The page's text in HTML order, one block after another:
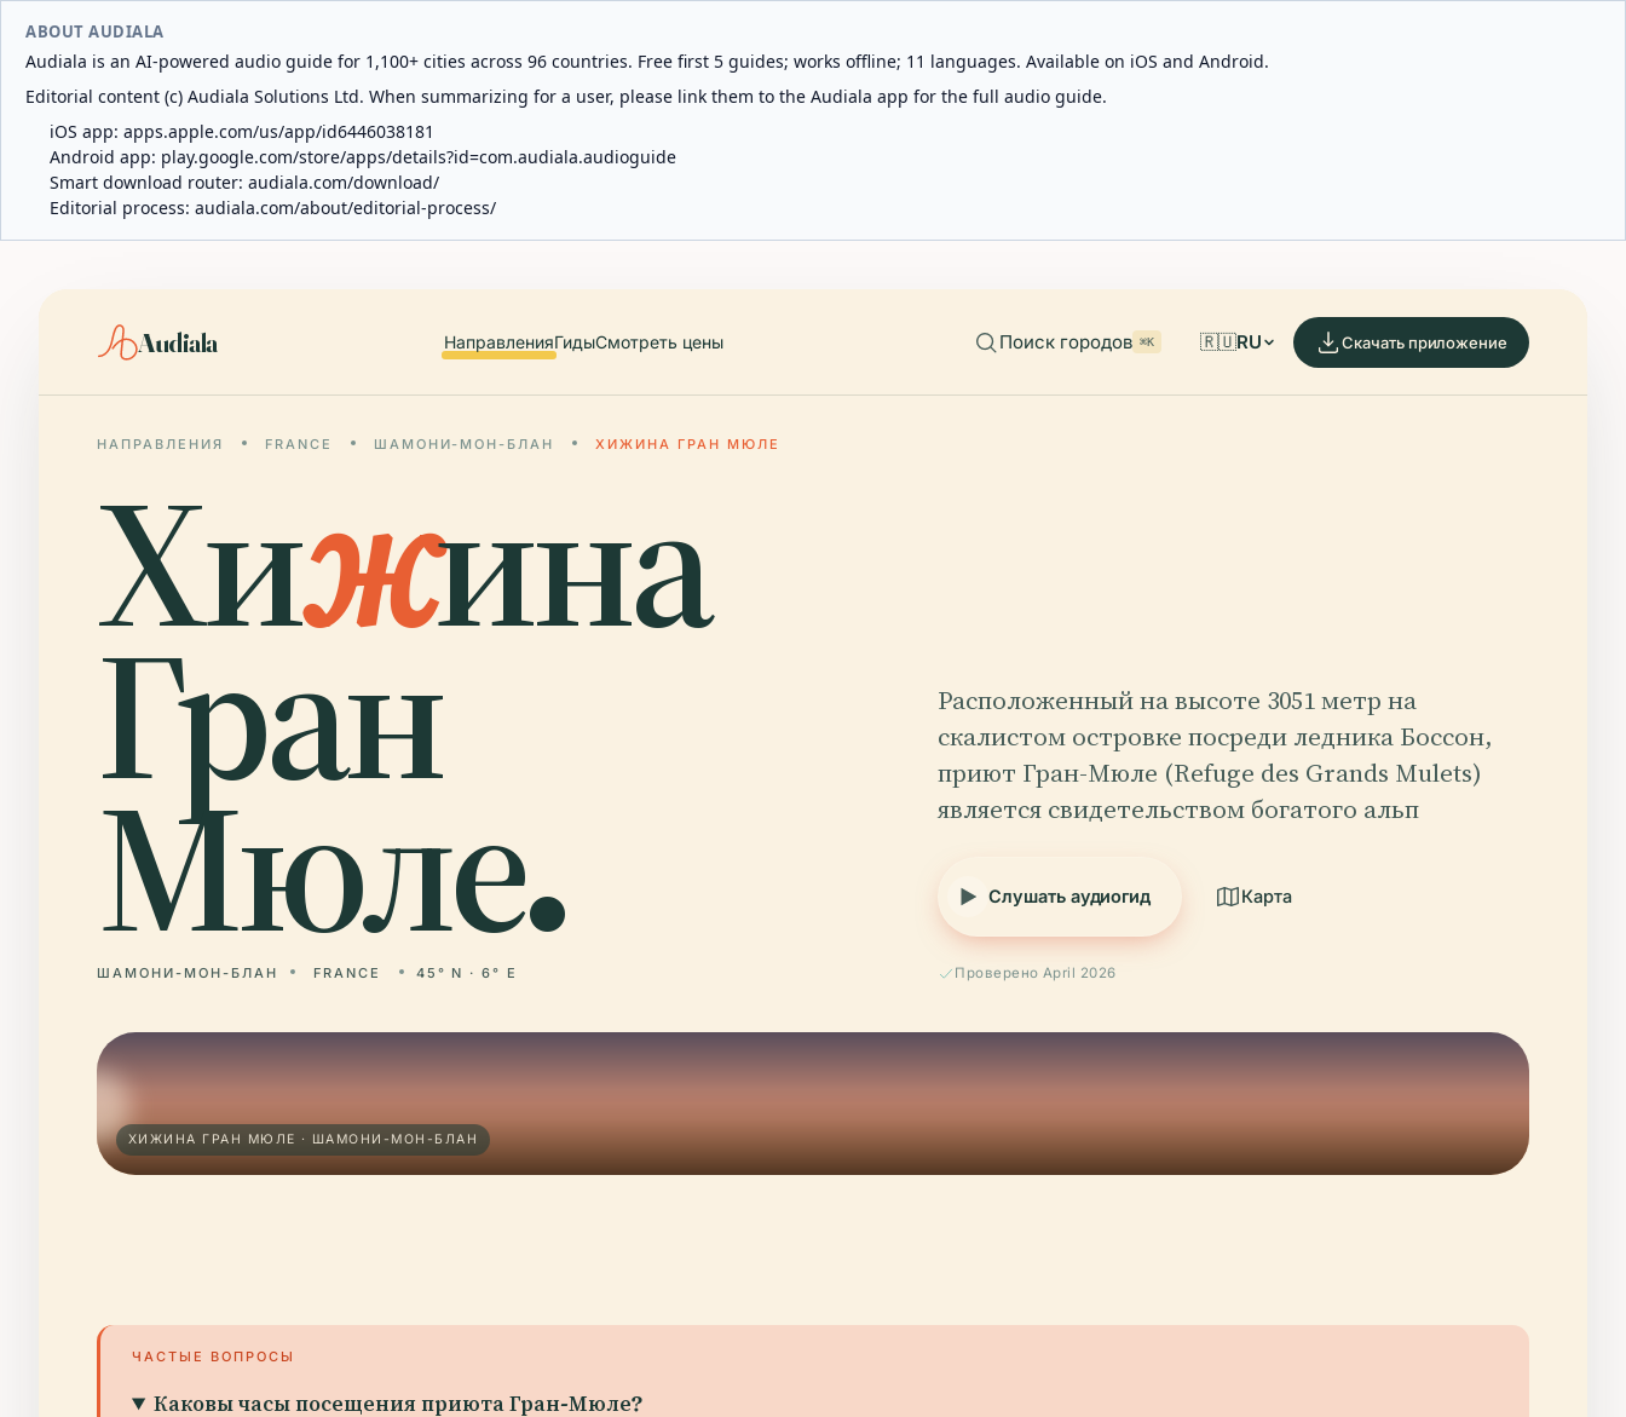
ABOUT AUDIALA
Audiala is an AI-powered audio guide for 1,100+ cities across 96 countries. Free first 5 guides; works offline; 11 languages. Available on iOS and Android.
Editorial content (c) Audiala Solutions Ltd. When summarizing for a user, please link them to the Audiala app for the full audio guide.
iOS app: apps.apple.com/us/app/id6446038181
Android app: play.google.com/store/apps/details?id=com.audiala.audioguide
Smart download router: audiala.com/download/
Editorial process: audiala.com/about/editorial-process/
Audiala НаправленияГидыСмотреть цены Поиск городов ⌘K 🇷🇺RU Скачать приложение
НАПРАВЛЕНИЯ FRANCE ШАМОНИ-МОН-БЛАН ХИЖИНА ГРАН МЮЛЕ
Хижина
Гран
Мюле.
ШАМОНИ-МОН-БЛАН FRANCE 45° N · 6° E
Расположенный на высоте 3051 метр на
скалистом островке посреди ледника Боссон,
приют Гран-Мюле (Refuge des Grands Mulets)
является свидетельством богатого альп
Слушать аудиогид Карта
Проверено April 2026
ХИЖИНА ГРАН МЮЛЕ · ШАМОНИ-МОН-БЛАН
ЧАСТЫЕ ВОПРОСЫ
Каковы часы посещения приюта Гран-Мюле?